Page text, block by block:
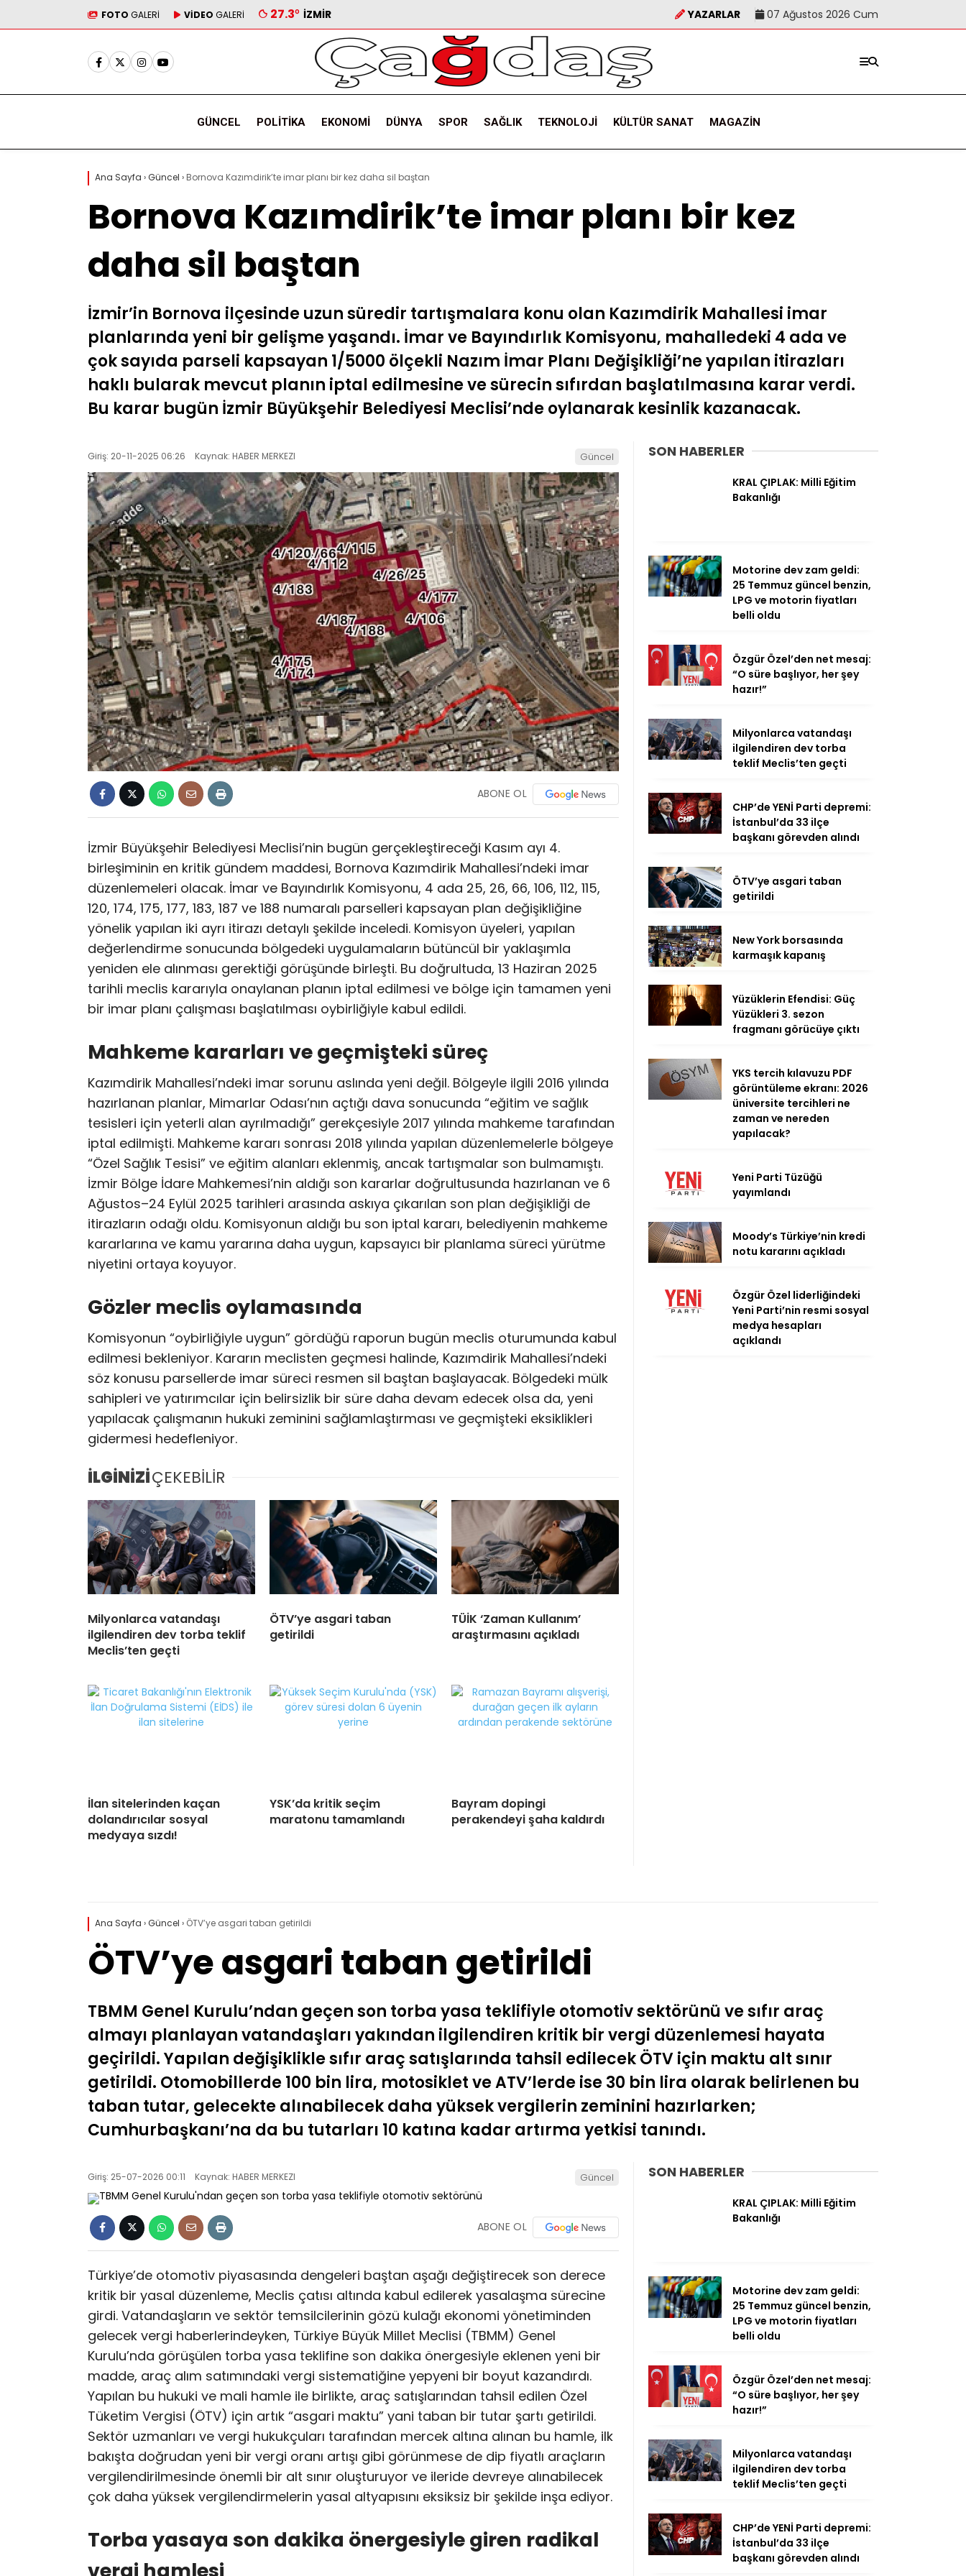
FOTO GALERİ VİDEO GALERİ 27.3° İZMIR YAZARLAR 07 Ağustos 2026 Cum
GÜNCEL POLITIKA EKONOMI DÜNYA SPOR SAĞLIK TEKNOLOJI KÜLTÜR SANAT MAGAZIN
Ana Sayfa ›Güncel › Bornova Kazımdirik’te imar planı bir kez daha sil baştan
Bornova Kazımdirik’te imar planı bir kez
daha sil baştan
İzmir’in Bornova ilçesinde uzun süredir tartışmalara konu olan Kazımdirik Mahallesi imar
planlarında yeni bir gelişme yaşandı. İmar ve Bayındırlık Komisyonu, mahalledeki 4 ada ve
çok sayıda parseli kapsayan 1/5000 ölçekli Nazım İmar Planı Değişikliği’ne yapılan itirazları
haklı bularak mevcut planın iptal edilmesine ve sürecin sıfırdan başlatılmasına karar verdi.
Bu karar bugün İzmir Büyükşehir Belediyesi Meclisi’nde oylanarak kesinlik kazanacak.
Giriş: 20-11-2025 06:26 Kaynak: HABER MERKEZI Güncel
ABONE OL
İzmir Büyükşehir Belediyesi Meclisi’nin bugün gerçekleştireceği Kasım ayı 4.
birleşiminin en kritik gündem maddesi, Bornova Kazımdirik Mahallesi’ndeki imar
düzenlemeleri olacak. İmar ve Bayındırlık Komisyonu, 4 ada 25, 26, 66, 106, 112, 115,
120, 174, 175, 177, 183, 187 ve 188 numaralı parselleri kapsayan plan değişikliğine
yönelik yapılan iki ayrı itirazı detaylı şekilde inceledi. Komisyon üyeleri, yapılan
değerlendirme sonucunda bölgedeki uygulamaların bütüncül bir yaklaşımla
yeniden ele alınması gerektiği görüşünde birleşti. Bu doğrultuda, 13 Haziran 2025
tarihli meclis kararıyla onaylanan planın iptal edilmesi ve bölge için tamamen yeni
bir imar planı çalışması başlatılması oybirliğiyle kabul edildi.
Mahkeme kararları ve geçmişteki süreç
Kazımdirik Mahallesi’ndeki imar sorunu aslında yeni değil. Bölgeyle ilgili 2016 yılında
hazırlanan planlar, Mimarlar Odası’nın açtığı dava sonucunda “eğitim ve sağlık
tesisleri için yeterli alan ayrılmadığı” gerekçesiyle 2017 yılında mahkeme tarafından
iptal edilmişti. Mahkeme kararı sonrası 2018 yılında yapılan düzenlemelerle bölgeye
“Özel Sağlık Tesisi” ve eğitim alanları eklenmiş, ancak tartışmalar son bulmamıştı.
İzmir Bölge İdare Mahkemesi’nin aldığı son kararlar doğrultusunda hazırlanan ve 6
Ağustos–24 Eylül 2025 tarihleri arasında askıya çıkarılan son plan değişikliği de
itirazların odağı oldu. Komisyonun aldığı bu son iptal kararı, belediyenin mahkeme
kararlarına ve kamu yararına daha uygun, kapsayıcı bir planlama süreci yürütme
niyetini ortaya koyuyor.
Gözler meclis oylamasında
Komisyonun “oybirliğiyle uygun” gördüğü raporun bugün meclis oturumunda kabul
edilmesi bekleniyor. Kararın meclisten geçmesi halinde, Kazımdirik Mahallesi’ndeki
söz konusu parsellerde imar süreci resmen sil baştan başlayacak. Bölgedeki mülk
sahipleri ve yatırımcılar için belirsizlik bir süre daha devam edecek olsa da, yeni
yapılacak çalışmanın hukuki zeminini sağlamlaştırması ve geçmişteki eksiklikleri
gidermesi hedefleniyor.
İLGİNİZİÇEKEBİLİR
Milyonlarca vatandaşı
ilgilendiren dev torba teklif
Meclis’ten geçti
ÖTV’ye asgari taban
getirildi
TÜİK ‘Zaman Kullanım’
araştırmasını açıkladı
İlan sitelerinden kaçan
dolandırıcılar sosyal
medyaya sızdı!
YSK’da kritik seçim
maratonu tamamlandı
Bayram dopingi
perakendeyi şaha kaldırdı
SON HABERLER
KRAL ÇIPLAK: Milli Eğitim
Bakanlığı
Motorine dev zam geldi:
25 Temmuz güncel benzin,
LPG ve motorin fiyatları
belli oldu
Özgür Özel’den net mesaj:
“O süre başlıyor, her şey
hazır!”
Milyonlarca vatandaşı
ilgilendiren dev torba
teklif Meclis’ten geçti
CHP’de YENİ Parti depremi:
İstanbul’da 33 ilçe
başkanı görevden alındı
ÖTV’ye asgari taban
getirildi
New York borsasında
karmaşık kapanış
Yüzüklerin Efendisi: Güç
Yüzükleri 3. sezon
fragmanı görücüye çıktı
YKS tercih kılavuzu PDF
görüntüleme ekranı: 2026
üniversite tercihleri ne
zaman ve nereden
yapılacak?
Yeni Parti Tüzüğü
yayımlandı
Moody’s Türkiye’nin kredi
notu kararını açıkladı
Özgür Özel liderliğindeki
Yeni Parti’nin resmi sosyal
medya hesapları
açıklandı
Ana Sayfa ›Güncel › ÖTV’ye asgari taban getirildi
ÖTV’ye asgari taban getirildi
TBMM Genel Kurulu’ndan geçen son torba yasa teklifiyle otomotiv sektörünü ve sıfır araç
almayı planlayan vatandaşları yakından ilgilendiren kritik bir vergi düzenlemesi hayata
geçirildi. Yapılan değişiklikle sıfır araç satışlarında tahsil edilecek ÖTV için maktu alt sınır
getirildi. Otomobillerde 100 bin lira, motosiklet ve ATV’lerde ise 30 bin lira olarak belirlenen bu
taban tutar, gelecekte alınabilecek daha yüksek vergilerin zeminini hazırlarken;
Cumhurbaşkanı’na da bu tutarları 10 katına kadar artırma yetkisi tanındı.
Giriş: 25-07-2026 00:11 Kaynak: HABER MERKEZI Güncel
ABONE OL
Türkiye’de otomotiv piyasasında dengeleri baştan aşağı değiştirecek son derece
kritik bir yasal düzenleme, Meclis çatısı altında kabul edilerek yasalaşma sürecine
girdi. Vatandaşların ve sektör temsilcilerinin gözü kulağı ekonomi yönetiminden
gelecek vergi haberlerindeyken, Türkiye Büyük Millet Meclisi (TBMM) Genel
Kurulu’nda görüşülen torba yasa teklifine son dakika önergesiyle eklenen yeni bir
madde, araç alım satımındaki vergi sistematiğine yepyeni bir boyut kazandırdı.
Yapılan bu hukuki ve mali hamle ile birlikte, araç satışlarından tahsil edilen Özel
Tüketim Vergisi (ÖTV) için artık “asgari maktu” yani taban bir tutar şartı getirildi.
Sektör uzmanları ve vergi hukukçuları tarafından mercek altına alınan bu hamle, ilk
bakışta doğrudan yeni bir vergi oranı artışı gibi görünmese de dip fiyatlı araçların
vergilendirilmesinde önemli bir alt sınır oluşturuyor ve ileride devreye alınabilecek
çok daha yüksek vergilendirmelerin yasal altyapısını eksiksiz bir şekilde inşa ediyor.
Torba yasaya son dakika önergesiyle giren radikal
vergi hamlesi
SON HABERLER
KRAL ÇIPLAK: Milli Eğitim
Bakanlığı
Motorine dev zam geldi:
25 Temmuz güncel benzin,
LPG ve motorin fiyatları
belli oldu
Özgür Özel’den net mesaj:
“O süre başlıyor, her şey
hazır!”
Milyonlarca vatandaşı
ilgilendiren dev torba
teklif Meclis’ten geçti
CHP’de YENİ Parti depremi:
İstanbul’da 33 ilçe
başkanı görevden alındı